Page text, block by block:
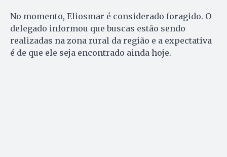
No momento, Eliosmar é considerado foragido. O
delegado informou que buscas estão sendo
realizadas na zona rural da região e a expectativa
é de que ele seja encontrado ainda hoje.